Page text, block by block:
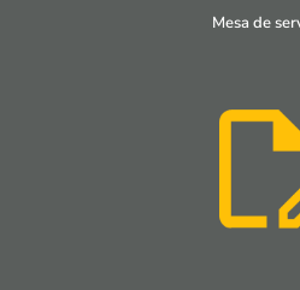
Mesa de